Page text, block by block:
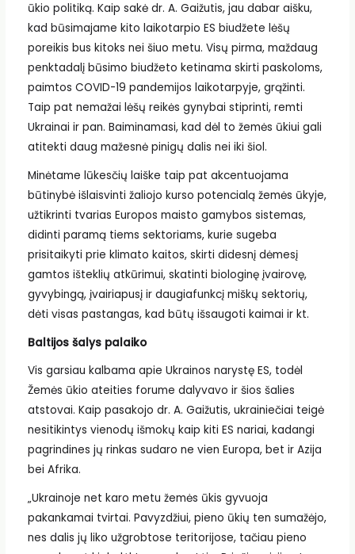
ūkio politiką. Kaip sakė dr. A. Gaižutis, jau dabar aišku,
kad būsimajame kito laikotarpio ES biudžete lėšų
poreikis bus kitoks nei šiuo metu. Visų pirma, maždaug
penktadalį būsimo biudžeto ketinama skirti paskoloms,
paimtos COVID-19 pandemijos laikotarpyje, grąžinti.
Taip pat nemažai lėšų reikės gynybai stiprinti, remti
Ukrainai ir pan. Baiminamasi, kad dėl to žemės ūkiui gali
atitekti daug mažesnė pinigų dalis nei iki šiol.
Minėtame lūkesčių laiške taip pat akcentuojama
būtinybė išlaisvinti žaliojo kurso potencialą žemės ūkyje,
užtikrinti tvarias Europos maisto gamybos sistemas,
didinti paramą tiems sektoriams, kurie sugeba
prisitaikyti prie klimato kaitos, skirti didesnį dėmesį
gamtos išteklių atkūrimui, skatinti biologinę įvairovę,
gyvybingą, įvairiapusį ir daugiafunkcį miškų sektorių,
dėti visas pastangas, kad būtų išsaugoti kaimai ir kt.
Baltijos šalys palaiko
Vis garsiau kalbama apie Ukrainos narystę ES, todėl
Žemės ūkio ateities forume dalyvavo ir šios šalies
atstovai. Kaip pasakojo dr. A. Gaižutis, ukrainiečiai teigė
nesitikintys vienodų išmokų kaip kiti ES nariai, kadangi
pagrindines jų rinkas sudaro ne vien Europa, bet ir Azija
bei Afrika.
„Ukrainoje net karo metu žemės ūkis gyvuoja
pakankamai tvirtai. Pavyzdžiui, pieno ūkių ten sumažėjo,
nes dalis jų liko užgrobtose teritorijose, tačiau pieno